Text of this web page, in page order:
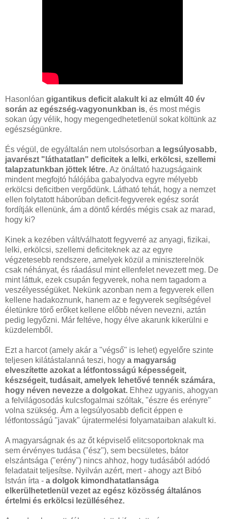
Hasonlóan gigantikus deficit alakult ki az elmúlt 40 év
során az egészség-vagyonunkban is, és most mégis
sokan úgy vélik, hogy megengedhetetlenül sokat költünk az
egészségünkre.
És végül, de egyáltalán nem utolsósorban a legsúlyosabb,
javarészt "láthatatlan" deficitek a lelki, erkölcsi, szellemi
talapzatunkban jöttek létre. Az önáltató hazugságaink
mindent megfojtó hálójába gabalyodva egyre mélyebb
erkölcsi deficitben vergődünk. Látható tehát, hogy a nemzet
ellen folytatott háborúban deficit-fegyverek egész sorát
fordítják ellenünk, ám a döntő kérdés mégis csak az marad,
hogy ki?
Kinek a kezében vált/válhatott fegyverré az anyagi, fizikai,
lelki, erkölcsi, szellemi deficiteknek az az egyre
végzetesebb rendszere, amelyek közül a miniszterelnök
csak néhányat, és ráadásul mint ellenfelet nevezett meg. De
mint láttuk, ezek csupán fegyverek, noha nem tagadom a
veszélyességüket. Nekünk azonban nem a fegyverek ellen
kellene hadakoznunk, hanem az e fegyverek segítségével
életünkre törő erőket kellene előbb néven nevezni, aztán
pedig legyőzni. Már feltéve, hogy élve akarunk kikerülni e
küzdelemből.
Ezt a harcot (amely akár a "végső" is lehet) egyelőre szinte
teljesen kilátástalanná teszi, hogy a magyarság
elveszítette azokat a létfontosságú képességeit,
készségeit, tudásait, amelyek lehetővé tennék számára,
hogy néven nevezze a dolgokat. Ehhez ugyanis, ahogyan
a felvilágosodás kulcsfogalmai szóltak, "észre és erényre"
volna szükség. Ám a legsúlyosabb deficit éppen e
létfontosságú "javak" újratermelési folyamataiban alakult ki.
A magyarságnak és az őt képviselő elitcsoportoknak ma
sem érvényes tudása ("ész"), sem becsületes, bátor
elszántsága ("erény") nincs ahhoz, hogy tudásából adódó
feladatait teljesítse. Nyilván azért, mert - ahogy azt Bibó
István írta - a dolgok kimondhatatlansága
elkerülhetetlenül vezet az egész közösség általános
értelmi és erkölcsi lezülléséhez.